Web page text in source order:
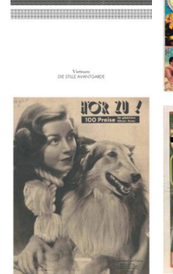
HÖR ZU! – 1949,
NUMMER 10, Woche
vom 27. Februar bis 05.
März